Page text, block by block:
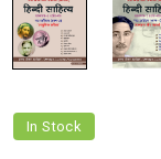
In Stock